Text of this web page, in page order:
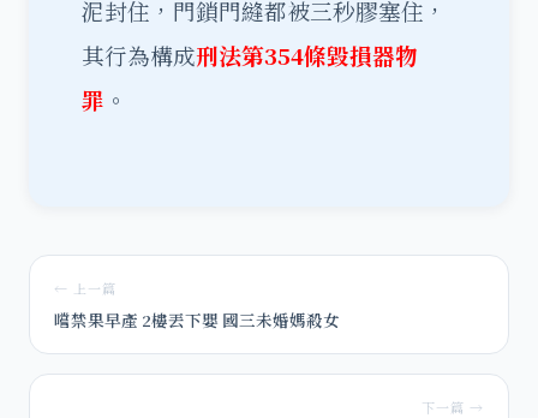
泥封住，門鎖門縫都被三秒膠塞住，
其行為構成刑法第354條毀損器物
罪 。
← 上一篇
嚐禁果早產 2樓丟下嬰 國三未婚媽殺女
下一篇 →